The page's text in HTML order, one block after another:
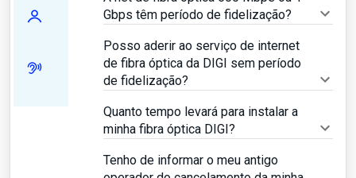
Gbps têm período de fidelização?
Posso aderir ao serviço de internet
de fibra óptica da DIGI sem período
de fidelização?
Quanto tempo levará para instalar a
minha fibra óptica DIGI?
Tenho de informar o meu antigo